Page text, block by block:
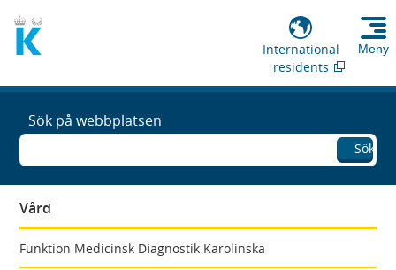
International
residents
Meny
Sök på webbplatsen
Sök
Vård
Funktion Medicinsk Diagnostik Karolinska